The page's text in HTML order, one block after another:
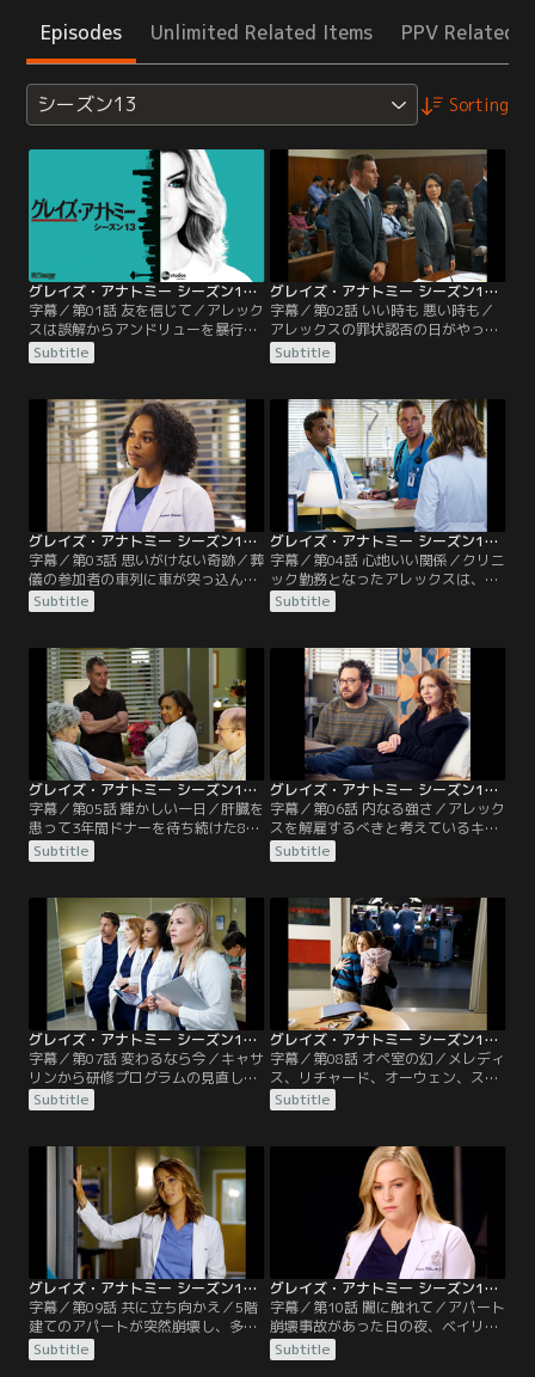
Episodes Unlimited Related Items PPV Related
シーズン13 Sorting
グレイズ・アナトミー シーズン13 第01話／字幕
字幕／第01話 友を信じて／アレック
スは誤解からアンドリューを暴行。
その後、重傷を負ったアンドリュー
を自ら病院へ搬送するが、自分が暴
加わる。一方、アメリアとオーウェ
ンの結婚式に参加していたメレディ
スは、ジョーに呼び出されて家を訪
ねる。室内の痕跡から何があったか
を察したメレディスは…。
Subtitle
グレイズ・アナトミー シーズン13 第02話／字幕
字幕／第02話 いい時も 悪い時も／
アレックスの罪状認否の日がやって
来る。執行猶予付きの軽犯罪で済む
と思われていたが、結果は第二級重
に。本人はもちろん、メレディス、
ベイリーらも衝撃を受ける。一方、
以前アレックスが腎臓移植を担当し
た少年ザックが腹痛を訴えて来院。
虫垂炎の疑いがあり薬で様子を見る
ことにするが…。
Subtitle
グレイズ・アナトミー シーズン13 第03話／字幕
字幕／第03話 思いがけない奇跡／葬
儀の参加者の車列に車が突っ込んで
玉突き事故になり、大勢がERに搬送
されてくる。事故を起こしたのは、
訃報を聞き10年ぶりに帰ってきた妊
婦カーラ。ドラッグに溺れていた過
去があり、親戚中から嫌われている
彼女だったが、母親のジョージアだ
けは娘が帰ってきたと喜ぶ。
Subtitle
グレイズ・アナトミー シーズン13 第04話／字幕
字幕／第04話 心地いい関係／クリニ
ック勤務となったアレックスは、屈
辱の日々に耐えていた。彼に指示を
出す男性看護師ティミールは、押し
最優先で、アレックスが弁護士との
打ち合わせに出掛けたいと申し出て
も許可しない。そんな中、女子大学
生エマの診察を任されることにな
る。一方、メレディスとオーウェ
ン、ネイサンは…。
Subtitle
グレイズ・アナトミー シーズン13 第05話／字幕
字幕／第05話 輝かしい一日／肝臓を
患って3年間ドナーを待ち続けた80
歳近い患者ジューンが、ついに移植
手術を受けられることになり、朝か
熱中症で搬送された若い女性患者チ
ェルシーが急性肝不全となり、肝臓
移植が必要に。チェルシーを担当し
たメレディスやリチャードはベイリ
ーに打診をする。
Subtitle
グレイズ・アナトミー シーズン13 第06話／字幕
字幕／第06話 内なる強さ／アレック
スを解雇するべきと考えているキャ
サリンは、ベイリーに彼の処遇につ
いて対応を迫る。そんな中、公判の
クスは、手に気になる湿疹のある妊
娠中の女性ヴェロニカに出会う。ク
リニックで詳しく診察をすると、彼
女は膵臓がんで、治療をしても余命
は1年足らずと判明する。
Subtitle
グレイズ・アナトミー シーズン13 第07話／字幕
字幕／第07話 変わるなら今／キャサ
リンから研修プログラムの見直しを
指示されたベイリーは、教育コンサ
ルタントとして有名な外科医イライ
修医を一室に集め、アテンディング
に対する評価を聞き出す。指導医と
して問題のある医師を解雇するつも
りかとアテンディングたちは戦々
恐々。一方、研修プログラムの責任
者であるリチャードは…。
Subtitle
グレイズ・アナトミー シーズン13 第08話／字幕
字幕／第08話 オペ室の幻／メレディ
ス、リチャード、オーウェン、ステ
ファニーは、車の衝突事故で重傷を
負った身元不明の男性患者のオペを
があり出血がひどく、さらにリチャ
ード以外の3人は長時間勤務のあと
だったため、疲労困憊だった。オペ
が長時間になる中、リチャードは身
元不明の患者を誰かに見立てるゲー
ムをしようと提案。
Subtitle
グレイズ・アナトミー シーズン13 第09話／字幕
字幕／第09話 共に立ち向かえ／5階
建てのアパートが突然崩壊し、多数
のけが人が病院に搬送されてくる。
ベイリーは患者の顔写真を撮って家
Subtitle
グレイズ・アナトミー シーズン13 第10話／字幕
字幕／第10話 闇に触れて／アパート
崩壊事故があった日の夜、ベイリー
とアリゾナ、ジョーは、凶悪犯罪者
用の刑務所に収監されている受刑
Subtitle